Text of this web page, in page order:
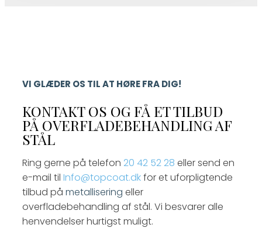
VI GLÆDER OS TIL AT HØRE FRA DIG!
KONTAKT OS OG FÅ ET TILBUD
PÅ OVERFLADEBEHANDLING AF
STÅL
Ring gerne på telefon 20 42 52 28 eller send en
e-mail til Info@topcoat.dkfor et uforpligtende
tilbud på metallisering eller
overfladebehandling af stål. Vi besvarer alle
henvendelser hurtigst muligt.